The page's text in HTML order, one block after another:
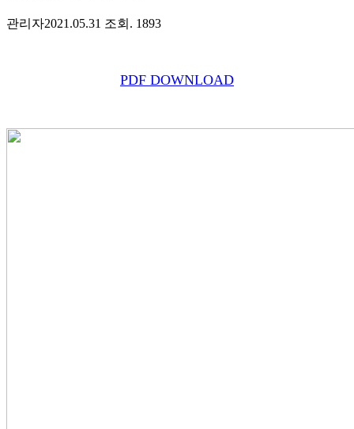
관리자2021.05.31 조회. 1893
PDF DOWNLOAD